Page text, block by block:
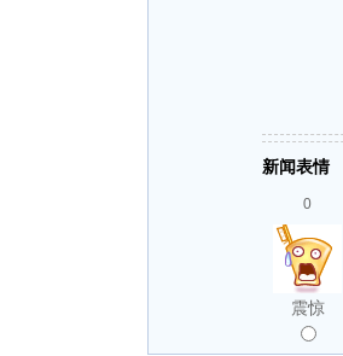
新闻表情
0
震惊